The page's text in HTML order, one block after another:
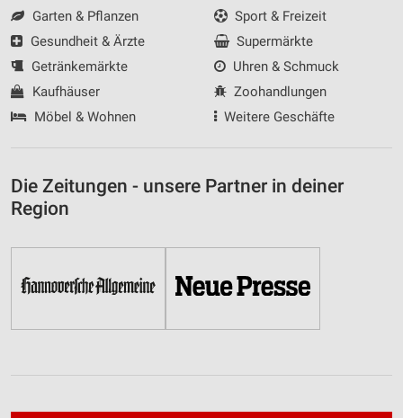
Garten & Pflanzen
Gesundheit & Ärzte
Getränkemärkte
Kaufhäuser
Möbel & Wohnen
Sport & Freizeit
Supermärkte
Uhren & Schmuck
Zoohandlungen
Weitere Geschäfte
Die Zeitungen - unsere Partner in deiner
Region